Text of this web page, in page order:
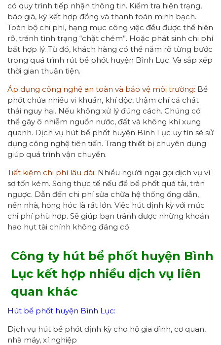
có quy trình tiếp nhận thông tin. Kiểm tra hiện trạng,
báo giá, ký kết hợp đồng và thanh toán minh bạch.
Toàn bộ chi phí, hạng mục công việc đều được thể hiện
rõ, tránh tình trạng “chặt chém”. Hoặc phát sinh chi phí
bất hợp lý. Từ đó, khách hàng có thể nắm rõ từng bước
trong quá trình rút bể phốt huyện Bình Lục. Và sắp xếp
thời gian thuận tiện.
Áp dụng công nghệ an toàn và bảo vệ môi trường: Bể
phốt chứa nhiều vi khuẩn, khí độc, thậm chí cả chất
thải nguy hại. Nếu không xử lý đúng cách. Chúng có
thể gây ô nhiễm nguồn nước, đất và không khí xung
quanh. Dịch vụ hút bể phốt huyện Bình Lục uy tín sẽ sử
dụng công nghệ tiên tiến. Trang thiết bị chuyên dụng
giúp quá trình vận chuyển.
Tiết kiệm chi phí lâu dài: Nhiều người ngại gọi dịch vụ vì
sợ tốn kém. Song thực tế nếu để bể phốt quá tải, tràn
ngược. Dẫn đến chi phí sửa chữa hệ thống ống dẫn,
nền nhà, hỏng hóc là rất lớn. Việc hút định kỳ với mức
chi phí phù hợp. Sẽ giúp bạn tránh được những khoản
hao hụt tài chính không đáng có.
Công ty hút bể phốt huyện Bình
Lục kết hợp nhiều dịch vụ liên
quan khác
Hút bể phốt huyện Bình Lục:
Dịch vụ hút bể phốt định kỳ cho hộ gia đình, cơ quan,
nhà máy, xí nghiệp